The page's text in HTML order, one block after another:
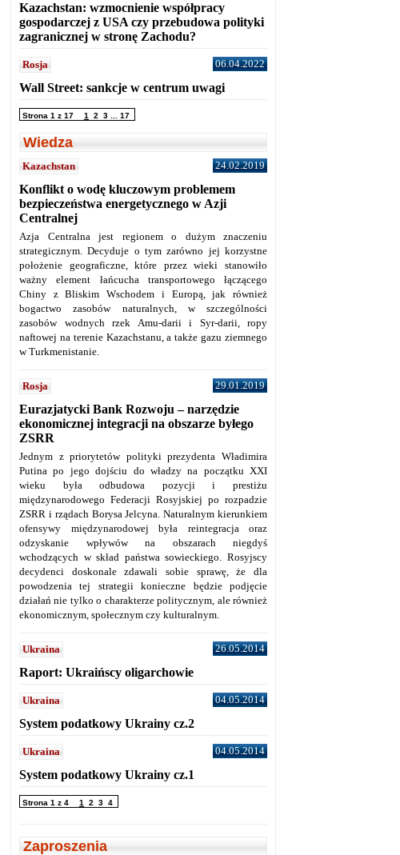
Kazachstan: wzmocnienie współpracy
gospodarczej z USA czy przebudowa polityki
zagranicznej w stronę Zachodu?
Rosja 06.04.2022
Wall Street: sankcje w centrum uwagi
Strona 1 z 17 1 2 3 17
Wiedza
Kazachstan 24.02.2019
Konflikt o wodę kluczowym problemem
bezpieczeństwa energetycznego w Azji
Centralnej
Azja Centralna jest regionem o dużym znaczeniu
strategicznym. Decyduje o tym zarówno jej korzystne
położenie geograficzne, które przez wieki stanowiło
ważny element łańcucha transportowego łączącego
Chiny z Bliskim Wschodem i Europą, jak również
bogactwo zasobów naturalnych, w szczególności
zasobów wodnych rzek Amu-darii i Syr-darii, ropy
naftowej na terenie Kazachstanu, a także gazu ziemnego
w Turkmenistanie.
Rosja 29.01.2019
Eurazjatycki Bank Rozwoju – narzędzie
ekonomicznej integracji na obszarze byłego
ZSRR
Jednym z priorytetów polityki prezydenta Władimira
Putina po jego dojściu do władzy na początku XXI
wieku była odbudowa pozycji i prestiżu
międzynarodowego Federacji Rosyjskiej po rozpadzie
ZSRR i rządach Borysa Jelcyna. Naturalnym kierunkiem
ofensywy międzynarodowej była reintegracja oraz
odzyskanie wpływów na obszarach niegdyś
wchodzących w skład państwa sowieckiego. Rosyjscy
decydenci doskonale zdawali sobie sprawę, że dla
powodzenia tej strategii konieczne będzie podjęcie
działań nie tylko o charakterze politycznym, ale również
ekonomicznym, społecznym czy kulturalnym.
Ukraina 26.05.2014
Raport: Ukraińscy oligarchowie
Ukraina 04.05.2014
System podatkowy Ukrainy cz.2
Ukraina 04.05.2014
System podatkowy Ukrainy cz.1
Strona 1 z 4 1 2 3 4
Zaproszenia